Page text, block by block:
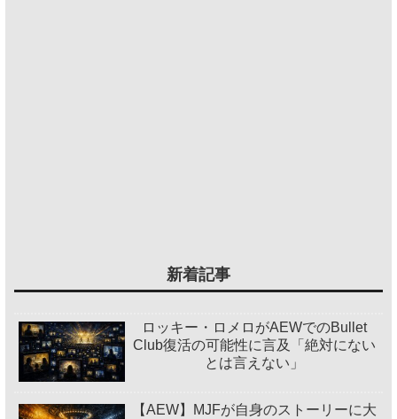
新着記事
ロッキー・ロメロがAEWでのBullet
Club復活の可能性に言及「絶対にない
とは言えない」
【AEW】MJFが自身のストーリーに大